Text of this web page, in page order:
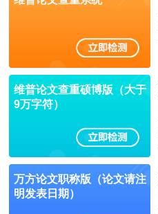
维普论文查重硕博版（大于
9万字符）
万方论文职称版（论文请注
明发表日期）